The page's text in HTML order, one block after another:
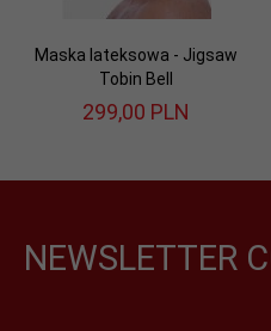
Maska lateksowa - Jigsaw
Tobin Bell
299,00 PLN
NEWSLETTER